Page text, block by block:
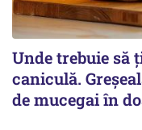
Unde trebuie să
caniculă.
de mucegai în